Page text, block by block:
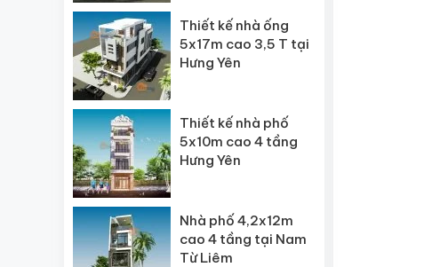
Thiết kế nhà ống
5x17m cao 3,5 T tại
Hưng Yên
Thiết kế nhà phố
5x10m cao 4 tầng
Hưng Yên
Nhà phố 4,2x12m
cao 4 tầng tại Nam
Từ Liêm